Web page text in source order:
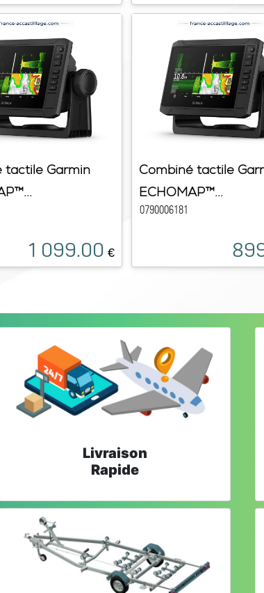
tactile Garmin
1 099.00 €
Combiné tactile
ECHOMAP™...
0790006181
Livraison
Rapide